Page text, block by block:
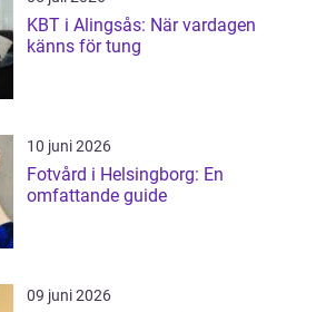
KBT i Alingsås: När vardagen
känns för tung
10 juni 2026
Fotvård i Helsingborg: En
omfattande guide
09 juni 2026